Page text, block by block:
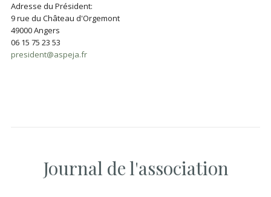
Adresse du Président:
9 rue du Château d'Orgemont
49000 Angers
06 15 75 23 53
president@aspeja.fr
Journal de l'association